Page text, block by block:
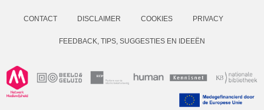
CONTACT DISCLAIMER COOKIES PRIVACY
FEEDBACK, TIPS, SUGGESTIES EN IDEEËN